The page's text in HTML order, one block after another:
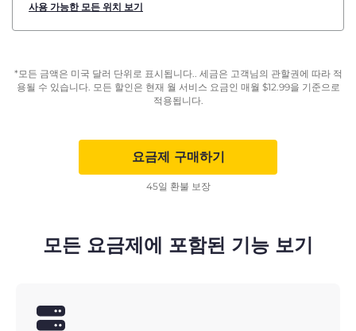
사용 가능한 모든 위치 보기
*모든 금액은 미국 달러 단위로 표시됩니다.. 세금은 고객님의 관할권에 따라 적
용될 수 있습니다. 모든 할인은 현재 월 서비스 요금인 매월 $12.99을 기준으로
적용됩니다.
요금제 구매하기
45일 환불 보장
모든 요금제에 포함된 기능 보기